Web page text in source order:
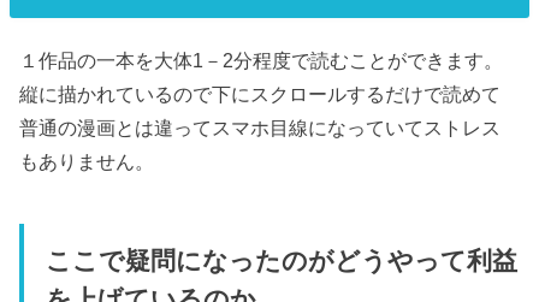
１作品の一本を大体1－2分程度で読むことができます。
縦に描かれているので下にスクロールするだけで読めて
普通の漫画とは違ってスマホ目線になっていてストレス
もありません。
ここで疑問になったのがどうやって利益